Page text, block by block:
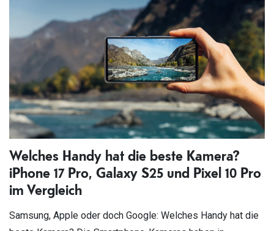
Welches Handy hat die beste Kamera?
iPhone 17 Pro, Galaxy S25 und Pixel 10 Pro
im Vergleich
Samsung, Apple oder doch Google: Welches Handy hat die